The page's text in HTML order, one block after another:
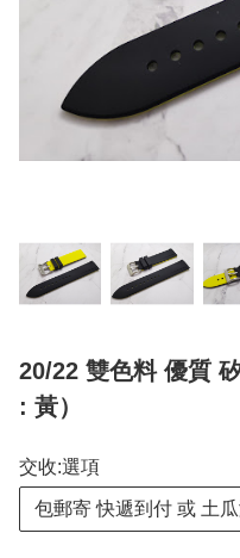
20/22 雙色料 優質
: 黃）
交收:選項
包郵寄 快遞到付 或 土